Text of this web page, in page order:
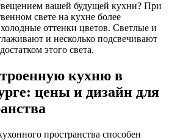
вашей будущей кухни? При
свете на кухне более
оттенки цветов. Светлые и
и несколько подсвечивают
этого света.
кухню в
цены и дизайн для
пространства способен